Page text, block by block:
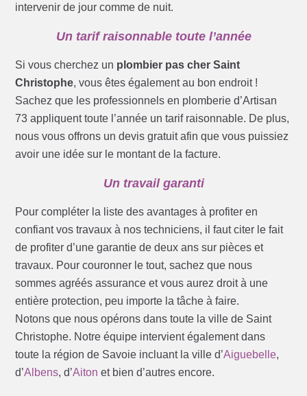
intervenir de jour comme de nuit.
Un tarif raisonnable toute l’année
Si vous cherchez un plombier pas cher Saint
Christophe, vous êtes également au bon endroit !
Sachez que les professionnels en plomberie d’Artisan
73 appliquent toute l’année un tarif raisonnable. De plus,
nous vous offrons un devis gratuit afin que vous puissiez
avoir une idée sur le montant de la facture.
Un travail garanti
Pour compléter la liste des avantages à profiter en
confiant vos travaux à nos techniciens, il faut citer le fait
de profiter d’une garantie de deux ans sur pièces et
travaux. Pour couronner le tout, sachez que nous
sommes agréés assurance et vous aurez droit à une
entière protection, peu importe la tâche à faire.
Notons que nous opérons dans toute la ville de Saint
Christophe. Notre équipe intervient également dans
toute la région de Savoie incluant la ville d’Aiguebelle,
d’Albens, d’Aiton et bien d’autres encore.